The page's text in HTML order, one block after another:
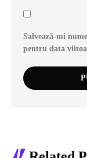
Salvează-mi
pentru data